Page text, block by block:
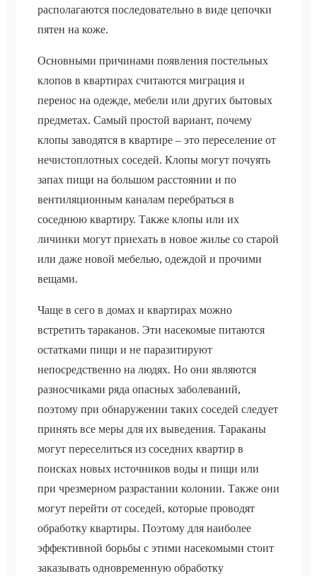
располагаются последовательно в виде цепочки
пятен на коже.
Основными причинами появления постельных
клопов в квартирах считаются миграция и
перенос на одежде, мебели или других бытовых
предметах. Самый простой вариант, почему
клопы заводятся в квартире – это переселение от
нечистоплотных соседей. Клопы могут почуять
запах пищи на большом расстоянии и по
вентиляционным каналам перебраться в
соседнюю квартиру. Также клопы или их
личинки могут приехать в новое жилье со старой
или даже новой мебелью, одеждой и прочими
вещами.
Чаще в сего в домах и квартирах можно
встретить тараканов. Эти насекомые питаются
остатками пищи и не паразитируют
непосредственно на людях. Но они являются
разносчиками ряда опасных заболеваний,
поэтому при обнаружении таких соседей следует
принять все меры для их выведения. Тараканы
могут переселиться из соседних квартир в
поисках новых источников воды и пищи или
при чрезмерном разрастании колонии. Также они
могут перейти от соседей, которые проводят
обработку квартиры. Поэтому для наиболее
эффективной борьбы с этими насекомыми стоит
заказывать одновременную обработку